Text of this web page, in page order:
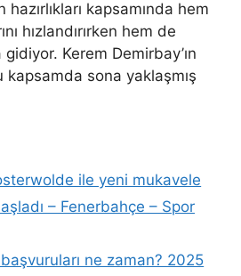
kapsamında hem
hızlandırırken hem de
Kerem Demirbay’ın
kapsamda sona yaklaşmış
ile yeni mukavele
– Fenerbahçe – Spor
ne zaman? 2025